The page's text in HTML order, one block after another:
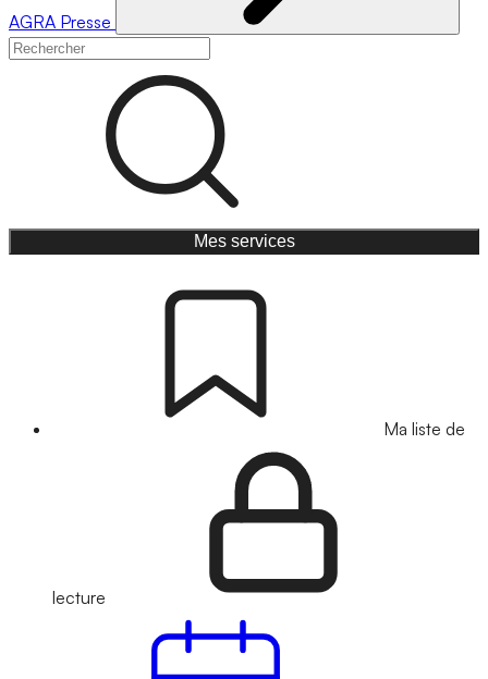
AGRA Presse
Mes services
Ma liste de
lecture